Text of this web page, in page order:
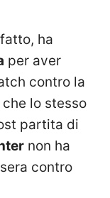
ha
per aver
contro la
lo stesso
partita di
non ha
contro